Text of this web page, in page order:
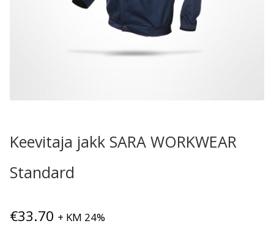
Keevitaja jakk SARA WORKWEAR
Standard
€33.70 + KM 24%